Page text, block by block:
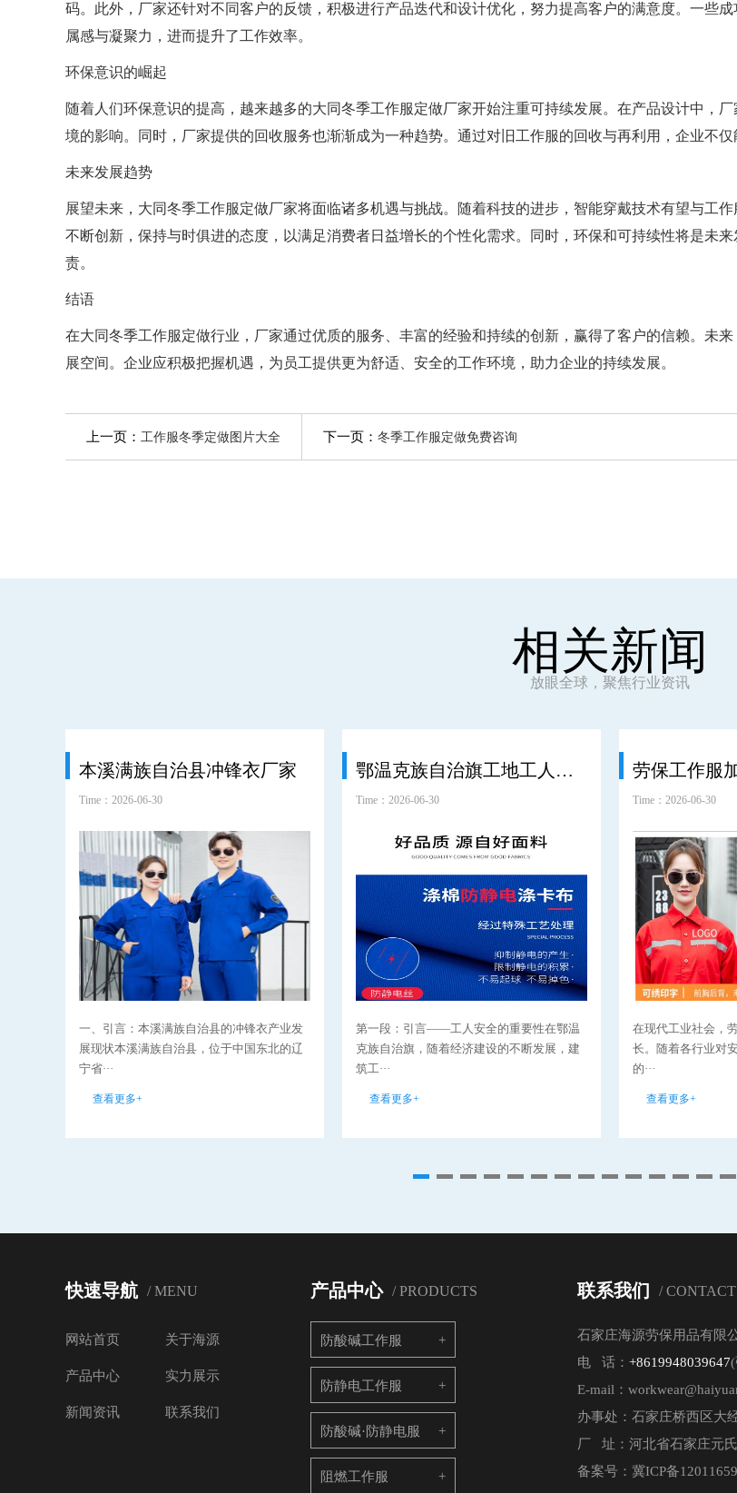
码。此外，厂家还针对不同客户的反馈，积极进行产品迭代和设计优化，努力提高客户的满意度。一些
属感与凝聚力，进而提升了工作效率。
环保意识的崛起
随着人们环保意识的提高，越来越多的大同冬季工作服定做厂家开始注重可持续发展。在产品设计中，
境的影响。同时，厂家提供的回收服务也渐渐成为一种趋势。通过对旧工作服的回收与再利用，企业不
未来发展趋势
展望未来，大同冬季工作服定做厂家将面临诸多机遇与挑战。随着科技的进步，智能穿戴技术有望与工
不断创新，保持与时俱进的态度，以满足消费者日益增长的个性化需求。同时，环保和可持续性将是未
责。
结语
在大同冬季工作服定做行业，厂家通过优质的服务、丰富的经验和持续的创新，赢得了客户的信赖。未
展空间。企业应积极把握机遇，为员工提供更为舒适、安全的工作环境，助力企业的持续发展。
上一页： 工作服冬季定做图片大全 下一页： 冬季工作服定做免费咨询
相关新闻
放眼全球，聚焦行业资讯
本溪满族自治县冲锋衣厂家
Time：2026-06-30
一、引言：本溪满族自治县的冲锋衣产业发
展现状本溪满族自治县，位于中国东北的辽
宁省···
查看更多+
鄂温克族自治旗工地工人劳保服工装
Time：2026-06-30
第一段：引言——工人安全的重要性在鄂温
克族自治旗，随着经济建设的不断发展，建
筑工···
查看更多+
劳保工作服
Time：2026-06-30
在现代工业社会，
长。随着各行业对
的···
查看更多+
快速导航 / MENU
网站首页 关于海源
产品中心 实力展示
新闻资讯 联系我们
产品中心 / PRODUCTS
防酸碱工作服
防静电工作服
防酸碱·防静电服
阻燃工作服
联系我们 / CONTACT
石家庄海源劳保用品有限
电 话： +8619948039647
E-mail：
办事处：石家庄桥西区大
厂 址：河北省石家庄元
备案号： 冀ICP备